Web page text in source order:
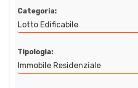
Categoria:
Lotto Edificabile
Tipologia:
Immobile Residenziale